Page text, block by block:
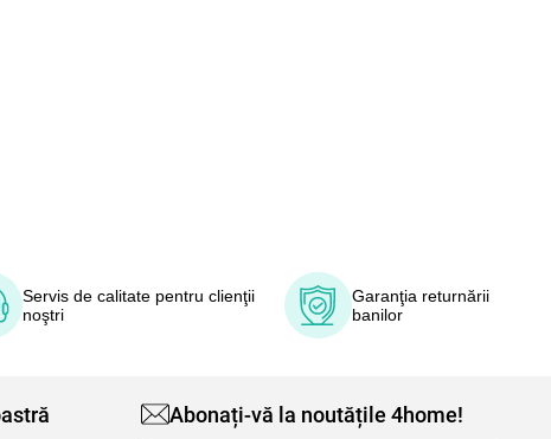
Servis de calitate pentru clienţii
noştri
Garanţia returnării
banilor
Abonați-vă la noutățile 4home!